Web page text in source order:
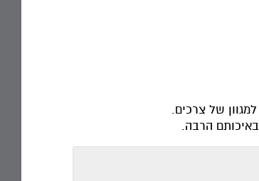
של צרכים.
הרבה.